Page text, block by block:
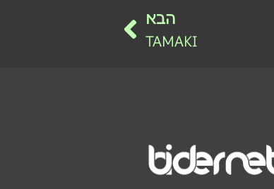
הבא
TAMAKI